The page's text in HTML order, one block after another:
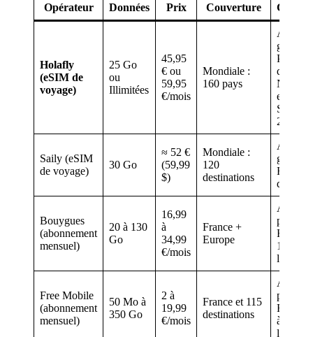
Opérateur Données Prix Couverture
Holafly
(eSIM de
voyage)
25 Go
ou
Illimitées
45,95
€ ou
59,95
€/mois
Mondiale :
160 pays
gratuite
Partage
données
Numéro
24/7
Saily (eSIM
de voyage)
30 Go
≈ 52 €
(59,99
$)
Mondiale :
120
destinations
gratuite
de
Bouygues
(abonnement
mensuel)
20 à 130
Go
16,99
à
34,99
€/mois
France +
Europe
Forfait
10 Go à
Free Mobile
(abonnement
mensuel)
50 Mo à
350 Go
2 à
19,99
€/mois
France et 115
destinations
Forfait
à 35